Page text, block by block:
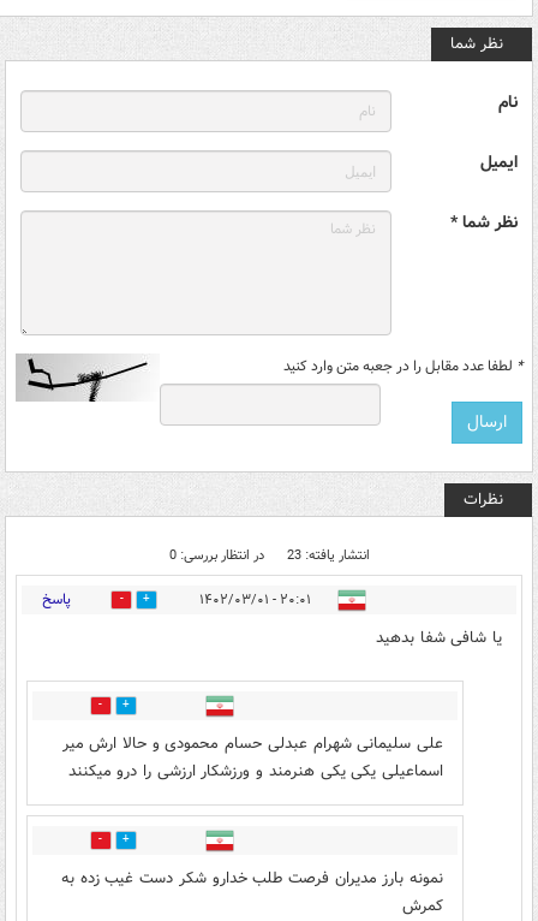
نظر شما
نام
ایمیل
نظر شما *
* لطفا عدد مقابل را در جعبه متن وارد کنید
نظرات
انتشار یافته: 23 در انتظار بررسی: 0
۲۰:۰۱ - ۱۴۰۲/۰۳/۰۱ 32 پاسخ
یا شافی شفا بدهید
26
علی سلیمانی شهرام عبدلی حسام محمودی و حالا ارش میر
اسماعیلی یکی یکی هنرمند و ورزشکار ارزشی را درو میکنند
16
نمونه بارز مدیران فرصت طلب خدارو شکر دست غیب زده به
کمرش